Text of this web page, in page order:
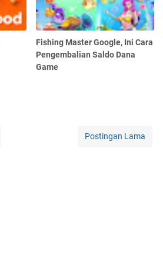
Fishing Master Google, Ini Cara
Pengembalian Saldo Dana
Game
Postingan Lama